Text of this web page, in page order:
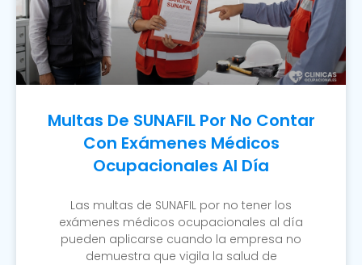
Multas De SUNAFIL Por No Contar
Con Exámenes Médicos
Ocupacionales Al Día
Las multas de SUNAFIL por no tener los
exámenes médicos ocupacionales al día
pueden aplicarse cuando la empresa no
demuestra que vigila la salud de